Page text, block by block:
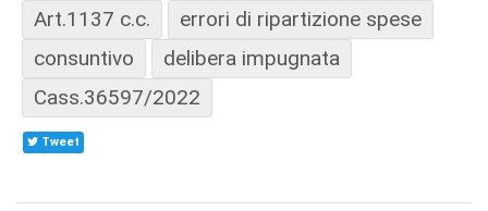
Art.1137 c.c.
errori di ripartizione spese
consuntivo
delibera impugnata
Cass.36597/2022
Tweet